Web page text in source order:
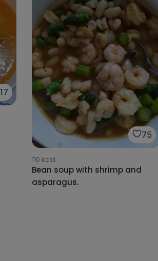
17
75
110 kcal
Bean soup with shrimp and
asparagus.